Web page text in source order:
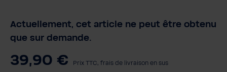
Actuellement, cet article ne peut être obtenu
que sur demande.
39,90 € Prix TTC, frais de livraison en sus